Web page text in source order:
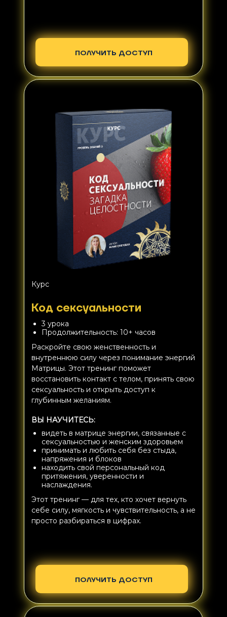
ПОЛУЧИТЬ ДОСТУП
Курс
Код сексуальности
3 урока
Продолжительность: 10+ часов
Раскройте свою женственность и
внутреннюю силу через понимание энергий
Матрицы. Этот тренинг поможет
восстановить контакт с телом, принять свою
сексуальность и открыть доступ к
глубинным желаниям.
ВЫ НАУЧИТЕСЬ:
видеть в матрице энергии, связанные с
сексуальностью и женским здоровьем
принимать и любить себя без стыда,
напряжения и блоков
находить свой персональный код
притяжения, уверенности и
наслаждения.
Этот тренинг — для тех, кто хочет вернуть
себе силу, мягкость и чувствительность, а не
просто разбираться в цифрах.
ПОЛУЧИТЬ ДОСТУП